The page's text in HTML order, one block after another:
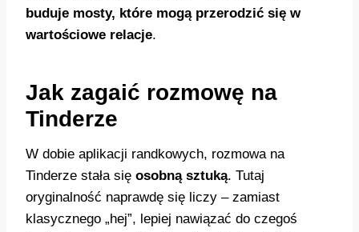
buduje mosty, które mogą przerodzić się w
wartościowe relacje.
Jak zagaić rozmowę na
Tinderze
W dobie aplikacji randkowych, rozmowa na
Tinderze stała się osobną sztuką. Tutaj
oryginalność naprawdę się liczy – zamiast
klasycznego „hej”, lepiej nawiązać do czegoś